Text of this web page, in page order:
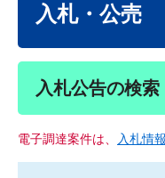
入札・公売
入札公告の検索
電子調達案件は、 入札情